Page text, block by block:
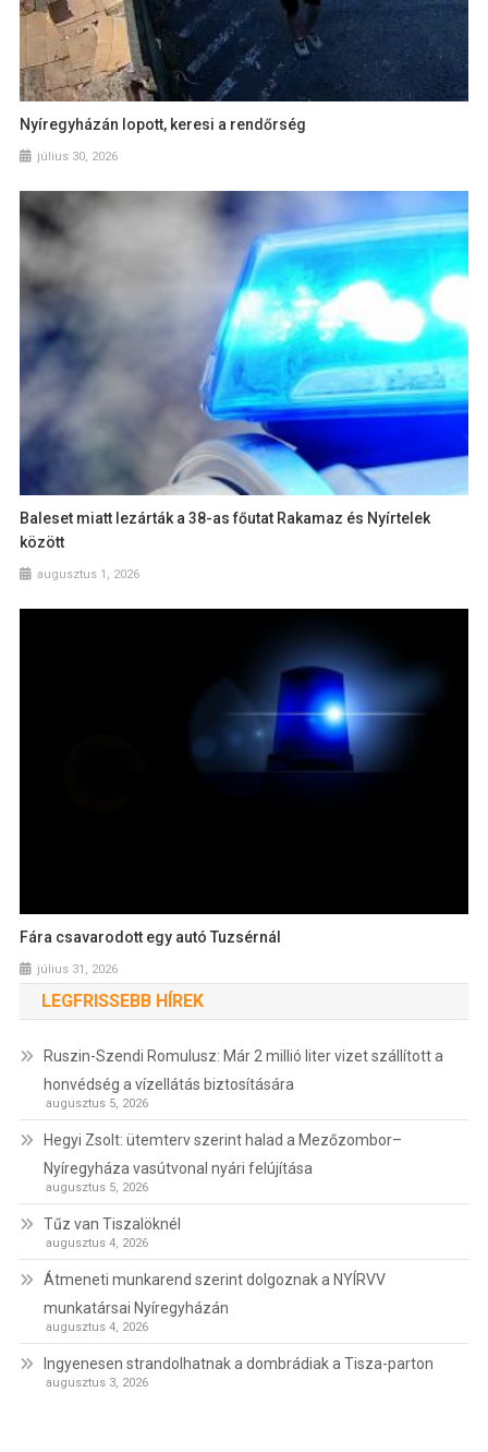
Nyíregyházán lopott, keresi a rendőrség
július 30, 2026
Baleset miatt lezárták a 38-as főutat Rakamaz és Nyírtelek
között
augusztus 1, 2026
Fára csavarodott egy autó Tuzsérnál
július 31, 2026
LEGFRISSEBB HÍREK
Ruszin-Szendi Romulusz: Már 2 millió liter vizet szállított a
honvédség a vízellátás biztosítására
augusztus 5, 2026
Hegyi Zsolt: ütemterv szerint halad a Mezőzombor–
Nyíregyháza vasútvonal nyári felújítása
augusztus 5, 2026
Tűz van Tiszalöknél
augusztus 4, 2026
Átmeneti munkarend szerint dolgoznak a NYÍRVV
munkatársai Nyíregyházán
augusztus 4, 2026
Ingyenesen strandolhatnak a dombrádiak a Tisza-parton
augusztus 3, 2026